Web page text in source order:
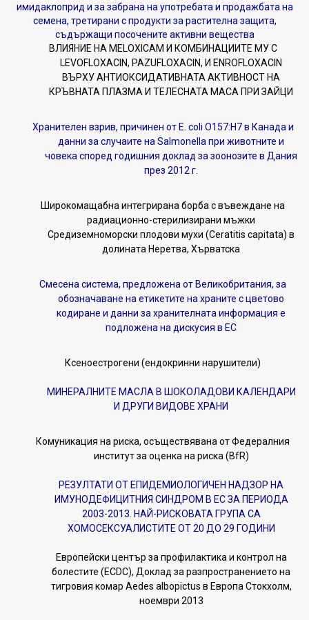
имидаклоприд и за забрана на употребата и продажбата на
семена, третирани с продукти за растителна защита,
съдържащи посочените активни вещества
ВЛИЯНИЕ НА MELOXICAM И КОМБИНАЦИИТЕ МУ С
LEVOFLOXACIN, PAZUFLOXACIN, И ENROFLOXACIN
ВЪРХУ АНТИОКСИДАТИВНАТА АКТИВНОСТ НА
КРЪВНАТА ПЛАЗМА И ТЕЛЕСНАТА МАСА ПРИ ЗАЙЦИ
Хранителен взрив, причинен от E. coli O157:H7 в Канада и
данни за случаите на Salmonella при животните и
човека според годишния доклад за зоонозите в Дания
през 2012 г.
Широкомащабна интегрирана борба с въвеждане на
радиационно-стерилизирани мъжки
Средиземноморски плодови мухи (Ceratitis capitata) в
долината Неретва, Хърватска
Смесена система, предложена от Великобритания, за
обозначаване на етикетите на храните с цветово
кодиране и данни за хранителната информация е
подложена на дискусия в ЕС
Ксеноестрогени (ендокринни нарушители)
МИНЕРАЛНИТЕ МАСЛА В ШОКОЛАДОВИ КАЛЕНДАРИ
И ДРУГИ ВИДОВЕ ХРАНИ
Комуникация на риска, осъществявана от Федералния
институт за оценка на рискa (BfR)
РЕЗУЛТАТИ ОТ ЕПИДЕМИОЛОГИЧЕН НАДЗОР НА
ИМУНОДЕФИЦИТНИЯ СИНДРОМ В ЕС ЗА ПЕРИОДА
2003-2013. НАЙ-РИСКОВАТА ГРУПА СА
ХОМОСЕКСУАЛИСТИТЕ ОТ 20 ДО 29 ГОДИНИ
Европейски център за профилактика и контрол на
болестите (ECDC), Доклад за разпространението на
тигровия комар Aedes albopictus в Европа Стокхолм,
ноември 2013